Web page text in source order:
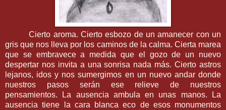
Cierto aroma. Cierto esbozo de un amanecer con un
gris que nos lleva por los caminos de la calma. Cierta marea
que se embravece a medida que el gozo de un nuevo
despertar nos invita a una sonrisa nada más. Cierto astros
lejanos, idos y nos sumergimos en un nuevo andar donde
nuestros pasos serán ese relieve de nuestros
pensamientos. La ausencia ambula en unas manos. La
ausencia tiene la cara blanca eco de esos monumentos